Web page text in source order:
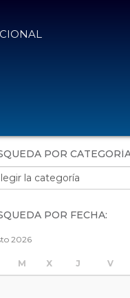
POR
por categorías:
POR FECHA:
2026
M X J V